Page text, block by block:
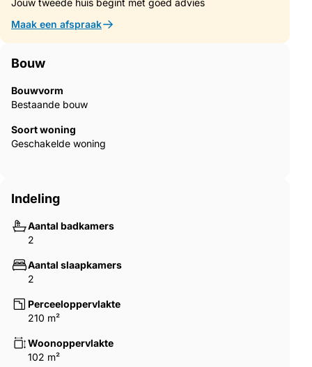
Kamilari met alle voorzieningen dichtbij, is dit de perfecte
woning als vakantiewoning, investering of permanente
verblijfplaats.
Jouw tweede huis begint met goed advies
Maak een afspraak
Bouw
Bouwvorm
Bestaande bouw
Soort woning
Geschakelde woning
Indeling
Aantal badkamers
2
Aantal slaapkamers
2
Perceeloppervlakte
210 m²
Woonoppervlakte
102 m²